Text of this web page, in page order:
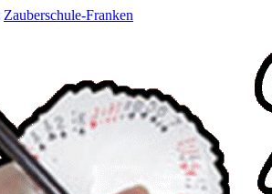
Zauberschule-Franken